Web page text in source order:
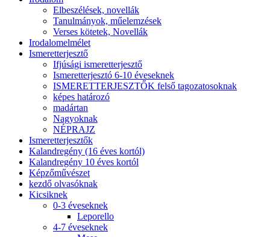
Elbeszélések, novellák
Tanulmányok, műelemzések
Verses kötetek, Novellák
Irodalomelmélet
Ismeretterjesztő
Ifjúsági ismeretterjesztő
Ismeretterjesztó 6-10 éveseknek
ISMERETTERJESZTŐK felső tagozatosoknak
képes határozó
madártan
Nagyoknak
NÉPRAJZ
Ismeretterjesztők
Kalandregény (16 éves kortól)
Kalandregény 10 éves kortól
Képzőművészet
kezdő olvasóknak
Kicsiknek
0-3 éveseknek
Leporello
4-7 éveseknek